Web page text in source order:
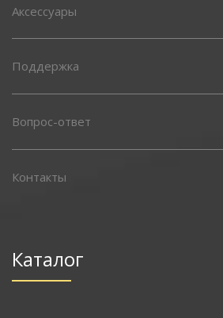
Аксессуары
Поддержка
Вопрос-ответ
Контакты
Каталог